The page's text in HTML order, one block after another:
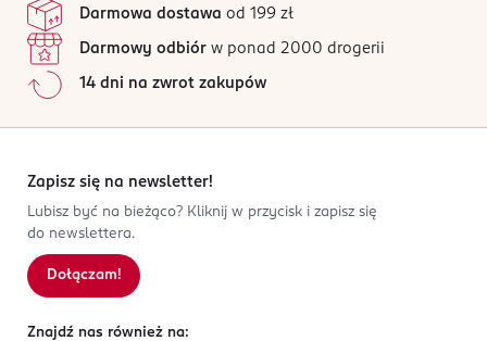
Darmowa dostawa od 199 zł
Darmowy odbiór w ponad 2000 drogerii
14 dni na zwrot zakupów
Zapisz się na newsletter!
Lubisz być na bieżąco? Kliknij w przycisk i zapisz się
do newslettera.
Dołączam!
Znajdź nas również na: